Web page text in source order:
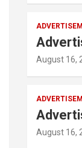
August 16,
August 16,